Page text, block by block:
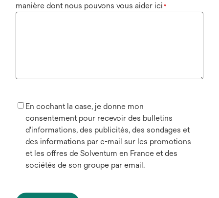
manière dont nous pouvons vous aider ici *
En cochant la case, je donne mon
consentement pour recevoir des bulletins
d'informations, des publicités, des sondages et
des informations par e-mail sur les promotions
et les offres de Solventum en France et des
sociétés de son groupe par email.